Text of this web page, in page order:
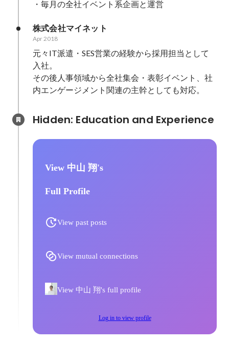
・毎月の全社イベント系企画と運営
株式会社マイネット
Apr 2018
元々IT派遣・SES営業の経験から採用担当として
入社。
その後人事領域から全社集会・表彰イベント、社
内エンゲージメント関連の主幹としても対応。
View 中山 翔's
Full Profile
View past posts
View mutual connections
View 中山 翔's full profile
Log in to view profile